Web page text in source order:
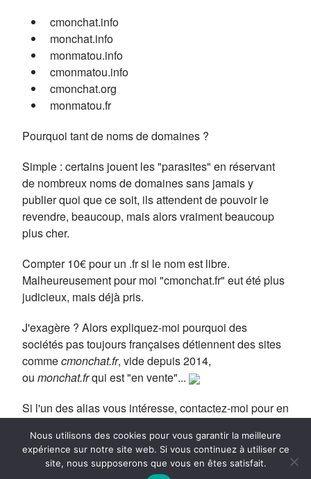
cmonchat.info
monchat.info
monmatou.info
cmonmatou.info
cmonchat.org
monmatou.fr
Pourquoi tant de noms de domaines ?
Simple : certains jouent les "parasites" en réservant
de nombreux noms de domaines sans jamais y
publier quoi que ce soit, ils attendent de pouvoir le
revendre, beaucoup, mais alors vraiment beaucoup
plus cher.
Compter 10€ pour un .fr si le nom est libre.
Malheureusement pour moi "cmonchat.fr" eut été plus
judicieux, mais déjà pris.
J'exagère ? Alors expliquez-moi pourquoi des
sociétés pas toujours françaises détiennent des sites
commecmonchat.fr, vide depuis 2014,
ou monchat.frqui est "en vente"...
Si l'un des alias vous intéresse, contactez-moi pour en
cmonmatou.fr
Nous utilisons des cookies pour vous garantir la meilleure
expérience sur notre site web. Si vous continuez à utiliser ce
site, nous supposerons que vous en êtes satisfait.